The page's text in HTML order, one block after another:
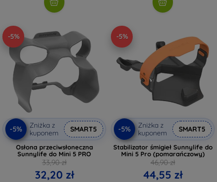
-5%
-5%
Zniżka z
kuponem
SMART5
Osłona przeciwsłoneczna
Sunnylife do Mini 5 PRO
33,90 zł
32,20 zł
-5%
-5%
Zniżka z
kuponem
SMART5
Stabilizator śmigieł Sunnylife do
Mini 5 Pro (pomarańczowy)
46,90 zł
44,55 zł